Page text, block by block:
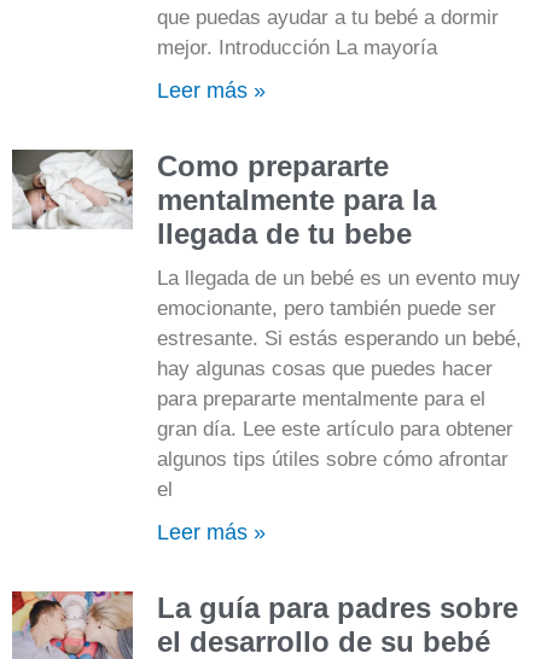
que puedas ayudar a tu bebé a dormir
mejor. Introducción La mayoría
Leer más »
Como prepararte
mentalmente para la
llegada de tu bebe
La llegada de un bebé es un evento muy
emocionante, pero también puede ser
estresante. Si estás esperando un bebé,
hay algunas cosas que puedes hacer
para prepararte mentalmente para el
gran día. Lee este artículo para obtener
algunos tips útiles sobre cómo afrontar
el
Leer más »
La guía para padres sobre
el desarrollo de su bebé